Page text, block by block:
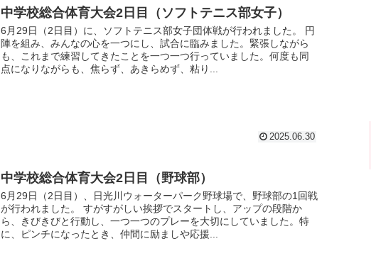
中学校総合体育大会2日目（ソフトテニス部女子）
6月29日（2日目）に、ソフトテニス部女子団体戦が行われました。 円
陣を組み、みんなの心を一つにし、試合に臨みました。緊張しながら
も、これまで練習してきたことを一つ一つ行っていました。何度も同
点になりながらも、焦らず、あきらめず、粘り...
2025.06.30
中学校総合体育大会2日目（野球部）
6月29日（2日目）、日光川ウォーターパーク野球場で、野球部の1回戦
が行われました。 すがすがしい挨拶でスタートし、アップの段階か
ら、きびきびと行動し、一つ一つのプレーを大切にしていました。特
に、ピンチになったとき、仲間に励ましや応援...